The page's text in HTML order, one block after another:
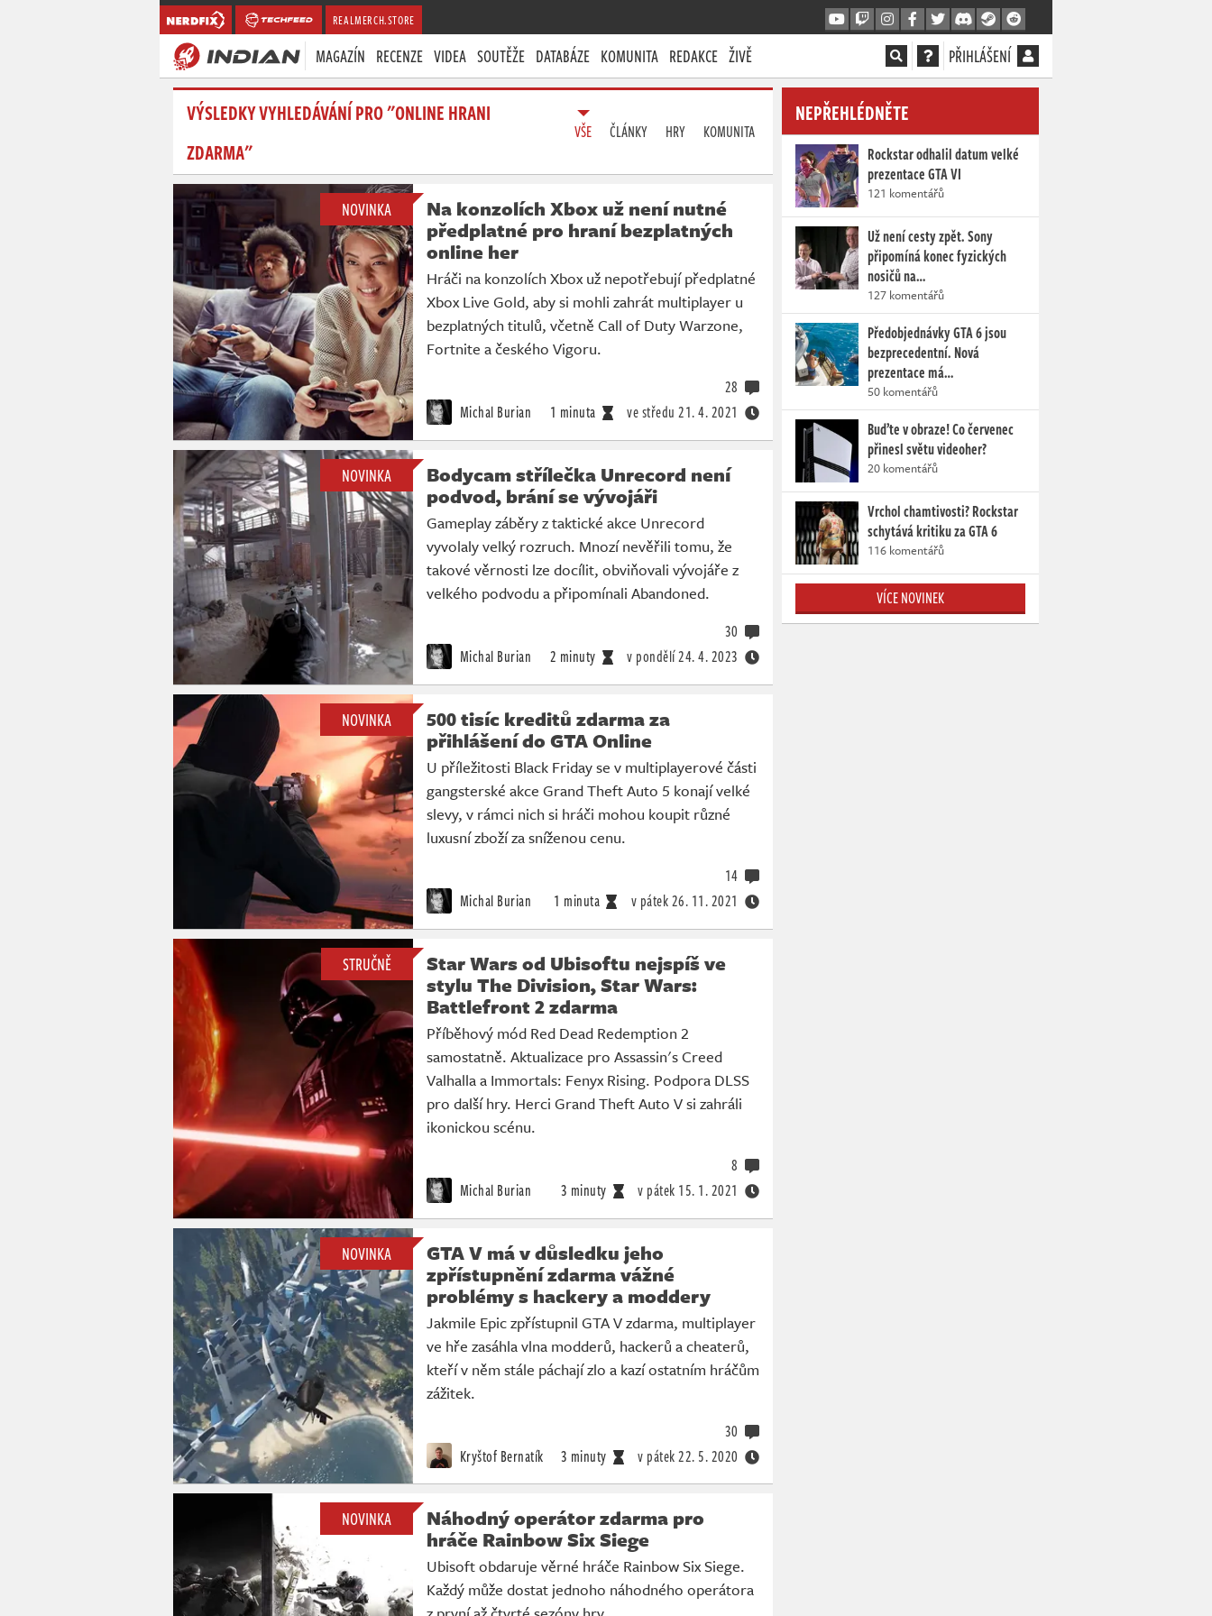
REALMERCH.STORE
MAGAZÍN RECENZE VIDEA SOUTĚŽE DATABÁZE KOMUNITA REDAKCE ŽIVĚ PŘIHLÁŠENÍ
VÝSLEDKY VYHLEDÁVÁNÍ PRO "ONLINE HRANI
ZDARMA"
VŠE ČLÁNKY HRY KOMUNITA
NOVINKA
Na konzolích Xbox už není nutné
předplatné pro hraní bezplatných
online her
Hráči na konzolích Xbox už nepotřebují předplatné
Xbox Live Gold, aby si mohli zahrát multiplayer u
bezplatných titulů, včetně Call of Duty Warzone,
Fortnite a českého Vigoru.
Michal Burian 1 minuta ve středu 21. 4. 2021
28
NOVINKA
Bodycam střílečka Unrecord není
podvod, brání se vývojáři
Gameplay záběry z taktické akce Unrecord
vyvolaly velký rozruch. Mnozí nevěřili tomu, že
takové věrnosti lze docílit, obviňovali vývojáře z
velkého podvodu a připomínali Abandoned.
Michal Burian 2 minuty v pondělí24. 4. 2023
30
NOVINKA
500 tisíc kreditů zdarma za
přihlášení do GTA Online
U příležitosti Black Friday se v multiplayerové části
gangsterské akce Grand Theft Auto 5 konají velké
slevy, v rámci nich si hráči mohou koupit různé
luxusní zboží za sníženou cenu.
Michal Burian 1 minuta v pátek26. 11. 2021
14
STRUČNĚ
Star Wars od Ubisoftu nejspíš ve
stylu The Division, Star Wars:
Battlefront 2 zdarma
Příběhový mód Red Dead Redemption 2
samostatně. Aktualizace pro Assassin's Creed
Valhalla a Immortals: Fenyx Rising. Podpora DLSS
pro další hry. Herci Grand Theft Auto V si zahráli
ikonickou scénu.
Michal Burian 3 minuty v pátek 15. 1. 2021
8
NOVINKA
GTA V má v důsledku jeho
zpřístupnění zdarma vážné
problémy s hackery a moddery
Jakmile Epic zpřístupnil GTA V zdarma, multiplayer
ve hře zasáhla vlna modderů, hackerů a cheaterů,
kteří v něm stále páchají zlo a kazí ostatním hráčům
zážitek.
Kryštof Bernatík 3 minuty v pátek22. 5. 2020
30
NOVINKA
Náhodný operátor zdarma pro
hráče Rainbow Six Siege
Ubisoft obdaruje věrné hráče Rainbow Six Siege.
Každý může dostat jednoho náhodného operátora
NEPŘEHLÉDNĚTE
Rockstar odhalil datum velké
prezentace GTA VI
121 komentářů
Už není cesty zpět. Sony
připomíná konec fyzických
nosičů na…
127 komentářů
Předobjednávky GTA 6 jsou
bezprecedentní. Nová
prezentace má…
50 komentářů
Buďte v obraze! Co červenec
přinesl světu videoher?
20 komentářů
Vrchol chamtivosti? Rockstar
schytává kritiku za GTA 6
116 komentářů
VÍCE NOVINEK